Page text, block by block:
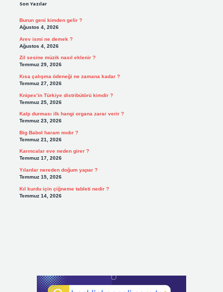
Son Yazılar
Burun geni kimden gelir ?
Ağustos 4, 2026
Arev ismi ne demek ?
Ağustos 4, 2026
Zil sesine müzik nasıl eklenir ?
Temmuz 29, 2026
Kısa çalışma ödeneği ne zamana kadar ?
Temmuz 27, 2026
Knipex’in Türkiye distribütörü kimdir ?
Temmuz 25, 2026
Kalp durması ilk hangi organa zarar verir ?
Temmuz 23, 2026
Big Babol haram mıdır ?
Temmuz 21, 2026
Karıncalar eve neden girer ?
Temmuz 17, 2026
Yılanlar nereden doğum yapar ?
Temmuz 15, 2026
Kıl kurdu için çiğneme tableti nedir ?
Temmuz 14, 2026